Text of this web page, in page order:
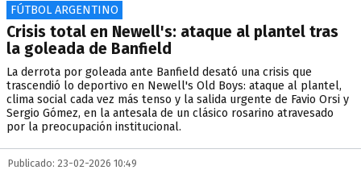
FÚTBOL ARGENTINO
Crisis total en Newell's: ataque al plantel tras
la goleada de Banfield
La derrota por goleada ante Banfield desató una crisis que
trascendió lo deportivo en Newell's Old Boys: ataque al plantel,
clima social cada vez más tenso y la salida urgente de Favio Orsi y
Sergio Gómez, en la antesala de un clásico rosarino atravesado
por la preocupación institucional.
Publicado: 23-02-2026 10:49